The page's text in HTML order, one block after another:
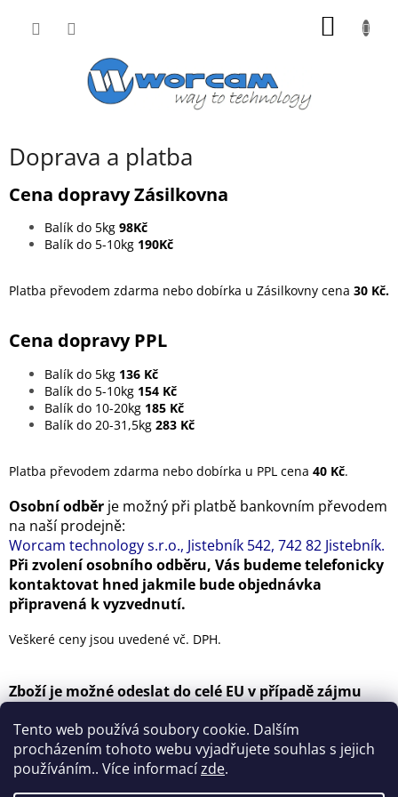
Tento web používá soubory cookie. Dalším
procházením tohoto webu vyjadřujete souhlas s jejich
používáním.. Více informacízde.
Doprava a platba
Cena dopravy Zásilkovna
Balík do 5kg 98Kč
Balík do 5-10kg 190Kč
Platba převodem zdarma nebo dobírka u Zásilkovny cena 30 Kč.
Cena dopravyPPL
Balík do 5kg 136 Kč
Balík do 5-10kg 154 Kč
Balík do 10-20kg 185 Kč
Balík do 20-31,5kg 283 Kč
Platba převodem zdarma nebo dobírka u PPL cena 40 Kč.
Osobní odběr je možný při platbě bankovním převodem
na naší prodejně:
Worcam technology s.r.o., Jistebník 542, 742 82 Jistebník.
Při zvolení osobního odběru, Vás budeme telefonicky
kontaktovat hned jakmile bude objednávka
připravená k vyzvednutí.
Veškeré ceny jsou uvedené vč. DPH.
Zboží je možné odeslat do celé EU v případě zájmu
Telefonní kontakt : +420739901365